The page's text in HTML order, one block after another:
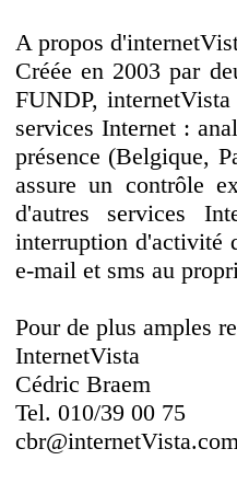
A propos
Créée en 2003 par
FUNDP,
services Internet :
présence (Belgique,
assure un contrôle
d'autres services
interruption d'activité
e-mail et sms au
Pour de plus amples
InternetVista
Cédric Braem
Tel. 010/39 00 75